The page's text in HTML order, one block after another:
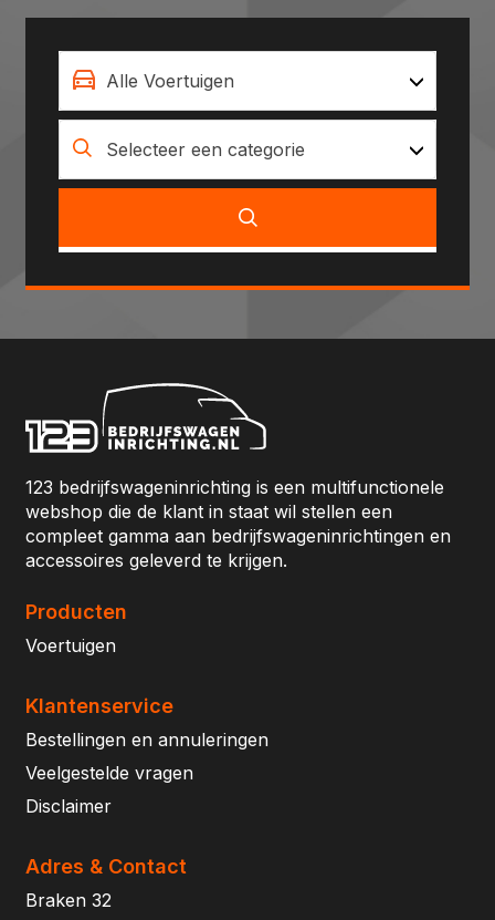
Alle Voertuigen
Selecteer een categorie
123 bedrijfswageninrichting is een multifunctionele
webshop die de klant in staat wil stellen een
compleet gamma aan bedrijfswageninrichtingen en
accessoires geleverd te krijgen.
Producten
Voertuigen
Klantenservice
Bestellingen en annuleringen
Veelgestelde vragen
Disclaimer
Adres & Contact
Braken 32